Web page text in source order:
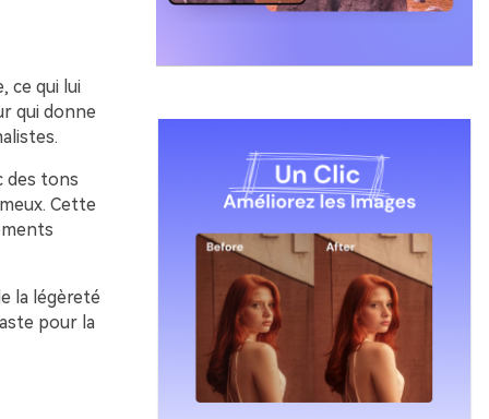
ce qui lui
qui donne
des tons
Cette
la légèreté
pour la
images IA